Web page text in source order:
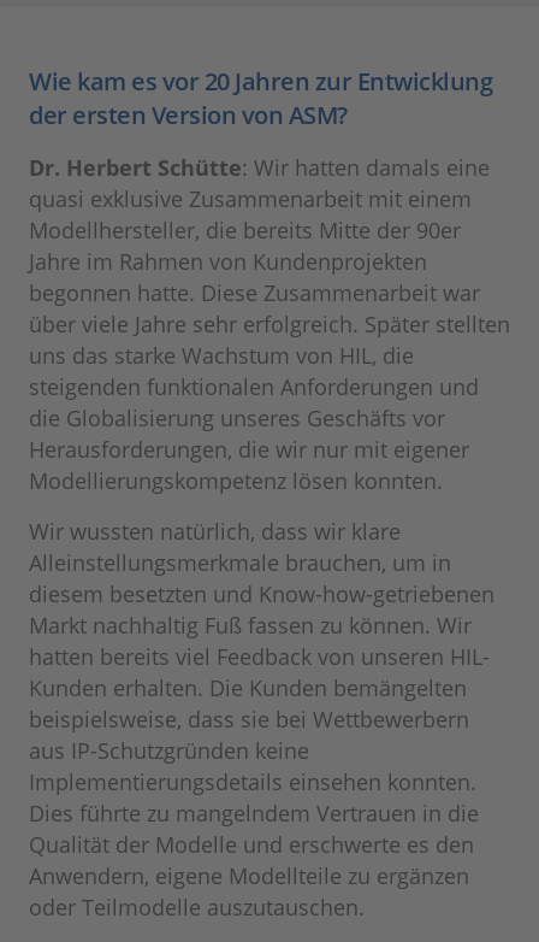
Wie kam es vor 20 Jahren zur Entwicklung
der ersten Version von ASM?
Dr. Herbert Schütte: Wir hatten damals eine
quasi exklusive Zusammenarbeit mit einem
Modellhersteller, die bereits Mitte der 90er
Jahre im Rahmen von Kundenprojekten
begonnen hatte. Diese Zusammenarbeit war
über viele Jahre sehr erfolgreich. Später stellten
uns das starke Wachstum von HIL, die
steigenden funktionalen Anforderungen und
die Globalisierung unseres Geschäfts vor
Herausforderungen, die wir nur mit eigener
Modellierungskompetenz lösen konnten.
Wir wussten natürlich, dass wir klare
Alleinstellungsmerkmale brauchen, um in
diesem besetzten und Know-how-getriebenen
Markt nachhaltig Fuß fassen zu können. Wir
hatten bereits viel Feedback von unseren HIL-
Kunden erhalten. Die Kunden bemängelten
beispielsweise, dass sie bei Wettbewerbern
aus IP-Schutzgründen keine
Implementierungsdetails einsehen konnten.
Dies führte zu mangelndem Vertrauen in die
Qualität der Modelle und erschwerte es den
Anwendern, eigene Modellteile zu ergänzen
oder Teilmodelle auszutauschen.